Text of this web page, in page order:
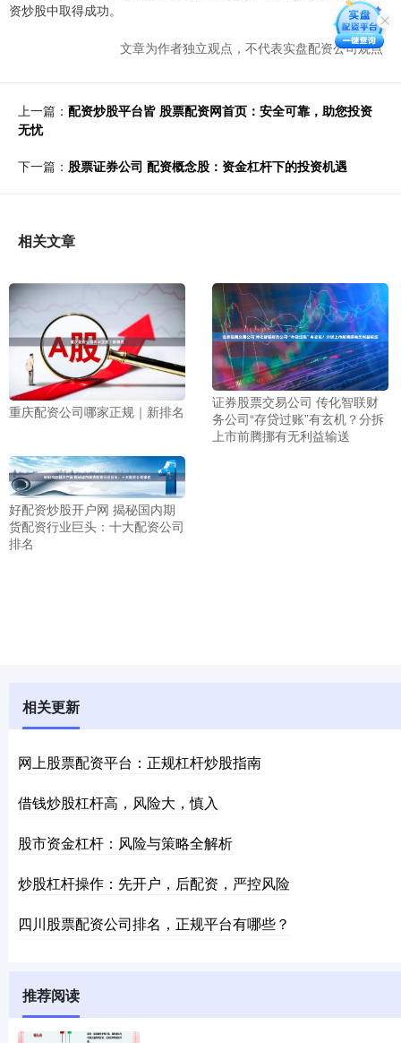
资炒股中取得成功。
文章为作者独立观点，不代表实盘配资公司观点
上一篇： 配资炒股平台皆 股票配资网首页：安全可靠，助您投资
无忧
下一篇： 股票证券公司 配资概念股：资金杠杆下的投资机遇
相关文章
重庆配资公司哪家正规｜新排名
证券股票交易公司 传化智联财
务公司“存贷过账”有玄机？分拆
上市前腾挪有无利益输送
好配资炒股开户网 揭秘国内期
货配资行业巨头：十大配资公司
排名
相关更新
网上股票配资平台：正规杠杆炒股指南
借钱炒股杠杆高，风险大，慎入
股市资金杠杆：风险与策略全解析
炒股杠杆操作：先开户，后配资，严控风险
四川股票配资公司排名，正规平台有哪些？
推荐阅读